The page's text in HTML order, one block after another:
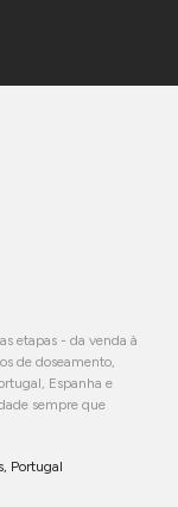
etapas - da venda à
de doseamento,
Espanha e
sempre que
Portugal